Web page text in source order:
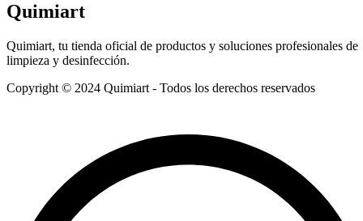
Quimiart
Quimiart, tu tienda oficial de productos y soluciones profesionales de
limpieza y desinfección.
Copyright © 2024 Quimiart - Todos los derechos reservados